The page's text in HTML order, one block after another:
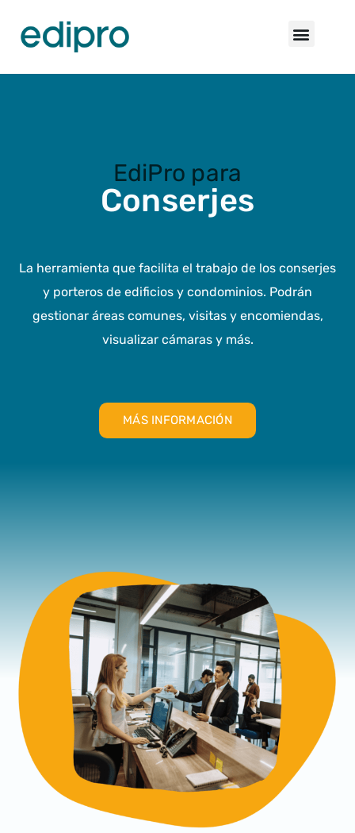
EdiPro para​​
Conserjes
La herramienta que facilita el trabajo de los conserjes
y porteros de edificios y condominios. Podrán
gestionar áreas comunes, visitas y encomiendas,
visualizar cámaras y más.
MÁS INFORMACIÓN